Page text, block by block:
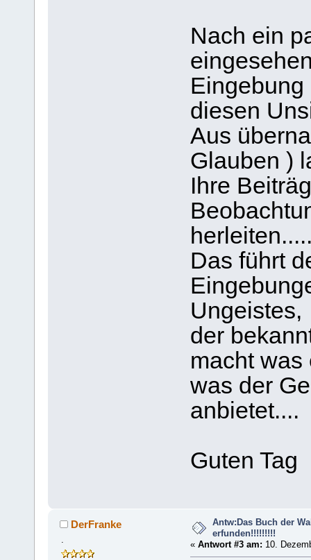
Nach ein
Eingebung
diesen
Aus
Glauben )
Ihre
Das führt
Ungeistes,
der
macht was
was der
anbietet....
Guten Tag
DerFranke
.
Antw:Das Buch der
erfunden!!!!!!!!!
« Antwort #3 am: 10.